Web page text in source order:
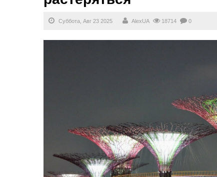
Суббота, Авг 23 2025 AlexUA 18714 0